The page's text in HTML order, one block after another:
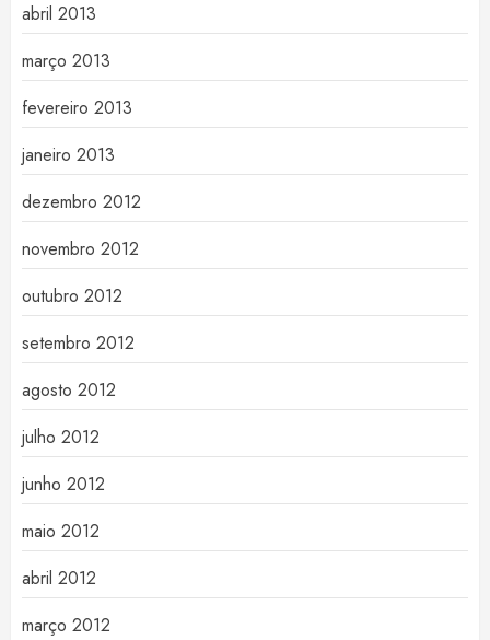
abril 2013
março 2013
fevereiro 2013
janeiro 2013
dezembro 2012
novembro 2012
outubro 2012
setembro 2012
agosto 2012
julho 2012
junho 2012
maio 2012
abril 2012
março 2012